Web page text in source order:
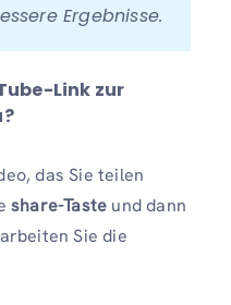
Ergebnisse.
Link zur
das Sie teilen
share-Taste und dann
Sie die